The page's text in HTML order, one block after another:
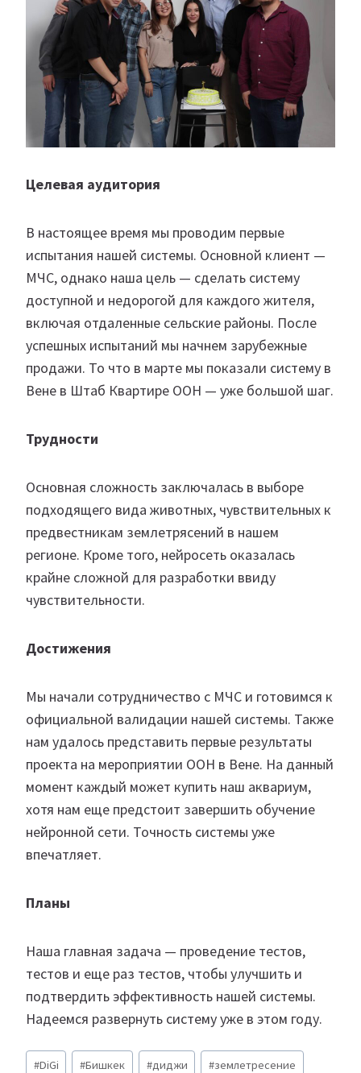
Целевая аудитория
В настоящее время мы проводим первые
испытания нашей системы. Основной клиент —
МЧС, однако наша цель — сделать систему
доступной и недорогой для каждого жителя,
включая отдаленные сельские районы. После
успешных испытаний мы начнем зарубежные
продажи. То что в марте мы показали систему в
Вене в Штаб Квартире ООН — уже большой шаг.
Трудности
Основная сложность заключалась в выборе
подходящего вида животных, чувствительных к
предвестникам землетрясений в нашем
регионе. Кроме того, нейросеть оказалась
крайне сложной для разработки ввиду
чувствительности.
Достижения
Мы начали сотрудничество с МЧС и готовимся к
официальной валидации нашей системы. Также
нам удалось представить первые результаты
проекта на мероприятии ООН в Вене. На данный
момент каждый может купить наш аквариум,
хотя нам еще предстоит завершить обучение
нейронной сети. Точность системы уже
впечатляет.
Планы
Наша главная задача — проведение тестов,
тестов и еще раз тестов, чтобы улучшить и
подтвердить эффективность нашей системы.
Надеемся развернуть систему уже в этом году.
Метки
#DiGi #Бишкек #диджи #землетресение